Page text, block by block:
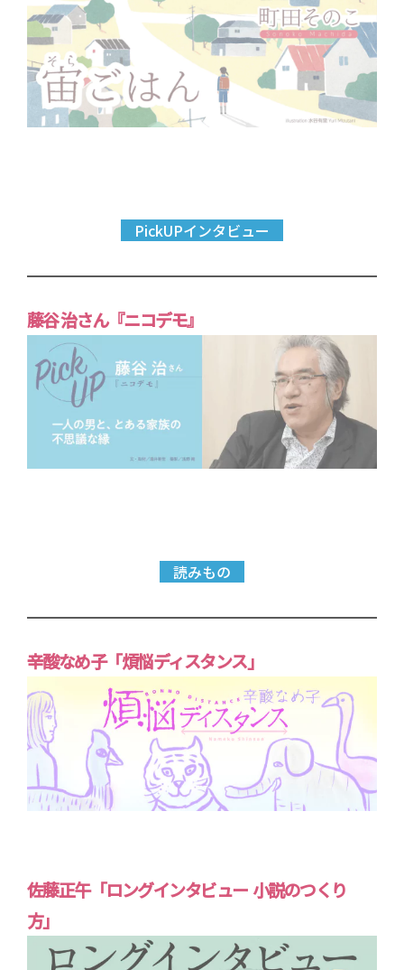
PickUPインタビュー
藤谷 治さん『ニコデモ』
読みもの
辛酸なめ子「煩悩ディスタンス」
佐藤正午「ロングインタビュー 小説のつくり
方」